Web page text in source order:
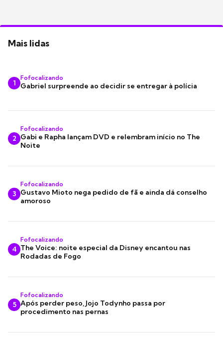
Mais lidas
1
Fofocalizando
Gabriel surpreende ao decidir se entregar à polícia
2
Fofocalizando
Gabi e Rapha lançam DVD e relembram início no The
Noite
3
Fofocalizando
Gustavo Mioto nega pedido de fã e ainda dá conselho
amoroso
4
Fofocalizando
The Voice: noite especial da Disney encantou nas
Rodadas de Fogo
5
Fofocalizando
Após perder peso, Jojo Todynho passa por
procedimento nas pernas